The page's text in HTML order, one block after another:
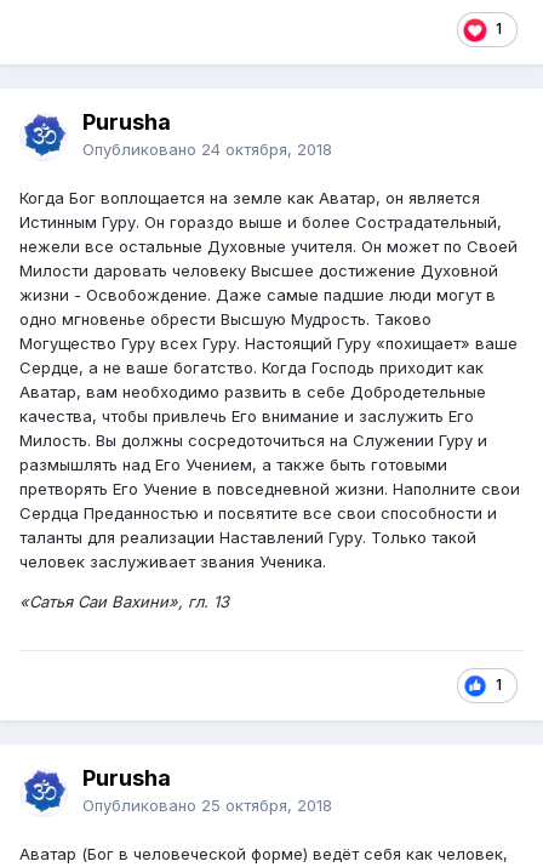
1
Purusha
Опубликовано 24 октября, 2018
Когда Бог воплощается на земле как Аватар, он является
Истинным Гуру. Он гораздо выше и более Сострадательный,
нежели все остальные Духовные учителя. Он может по Своей
Милости даровать человеку Высшее достижение Духовной
жизни - Освобождение. Даже самые падшие люди могут в
одно мгновенье обрести Высшую Мудрость. Таково
Могущество Гуру всех Гуру. Настоящий Гуру «похищает» ваше
Сердце, а не ваше богатство. Когда Господь приходит как
Аватар, вам необходимо развить в себе Добродетельные
качества, чтобы привлечь Его внимание и заслужить Его
Милость. Вы должны сосредоточиться на Служении Гуру и
размышлять над Его Учением, а также быть готовыми
претворять Его Учение в повседневной жизни. Наполните свои
Сердца Преданностью и посвятите все свои способности и
таланты для реализации Наставлений Гуру. Только такой
человек заслуживает звания Ученика.
«Сатья Саи Вахини», гл. 13
1
Purusha
Опубликовано 25 октября, 2018
Аватар (Бог в человеческой форме) ведёт себя как человек,